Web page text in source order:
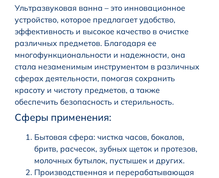
Ультразвуковая ванна – это инновационное
устройство, которое предлагает удобство,
эффективность и высокое качество в очистке
различных предметов. Благодаря ее
многофункциональности и надежности, она
стала незаменимым инструментом в различных
сферах деятельности, помогая сохранить
красоту и чистоту предметов, а также
обеспечить безопасность и стерильность.
Сферы применения:
Бытовая сфера: чистка часов, бокалов,
бритв, расчесок, зубных щеток и протезов,
молочных бутылок, пустышек и других.
Производственная и перерабатывающая